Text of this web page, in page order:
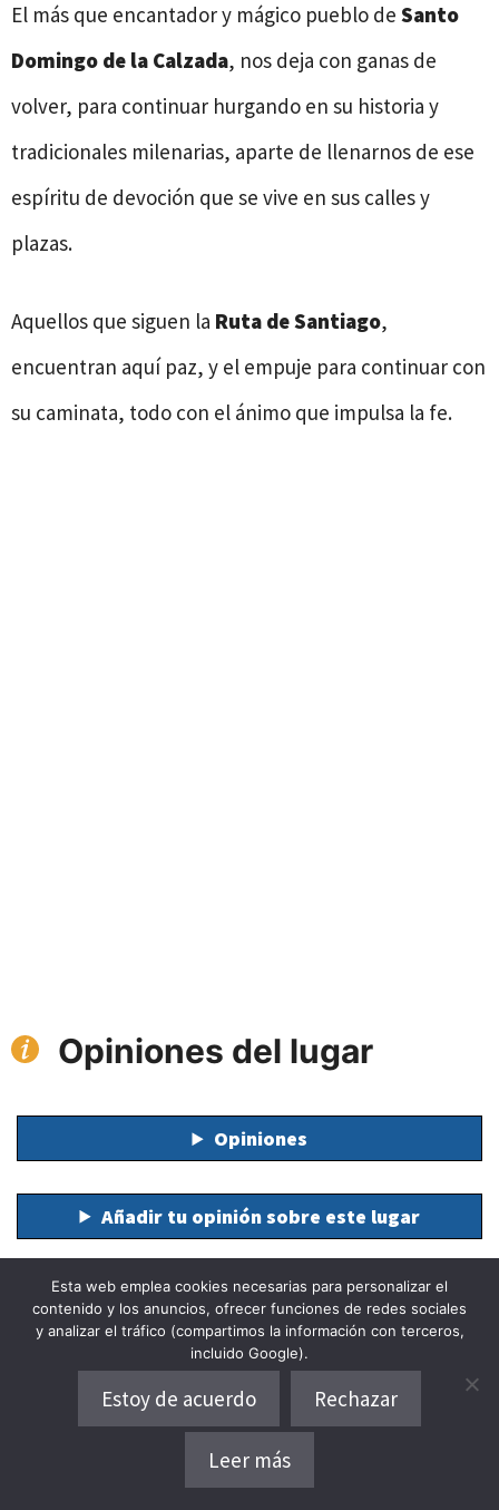
El más que encantador y mágico pueblo de Santo
Domingo de la Calzada, nos deja con ganas de
volver, para continuar hurgando en su historia y
tradicionales milenarias, aparte de llenarnos de ese
espíritu de devoción que se vive en sus calles y
plazas.
Aquellos que siguen la Ruta de Santiago,
encuentran aquí paz, y el empuje para continuar con
su caminata, todo con el ánimo que impulsa la fe.
Opiniones del lugar
Opiniones
Añadir tu opinión sobre este lugar
Otros lugares turísticos
cercanos
Esta web emplea cookies necesarias para personalizar el
contenido y los anuncios, ofrecer funciones de redes sociales
y analizar el tráfico (compartimos la información con terceros,
incluido Google).
Estoy de acuerdo Rechazar
Leer más